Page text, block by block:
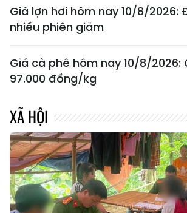
Giá lợn hơi hôm nay 10/8/2026:
nhiều phiên giảm
Giá cà phê hôm nay 10/8/2026:
97.000 đồng/kg
XÃ HỘI